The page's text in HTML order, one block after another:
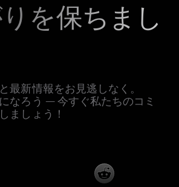
を保ちまし
最新情報をお見逃しなく。
なろう — 今すぐ私たちのコミ
ましょう！